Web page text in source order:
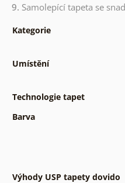
9. Samolepící tapeta se
Kategorie
Umístění
Technologie tapet
Barva
Výhody USP tapety dovido